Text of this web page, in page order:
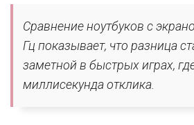
Сравнение ноутбуков с
Гц показывает, что разница
заметной в быстрых играх,
миллисекунда отклика.